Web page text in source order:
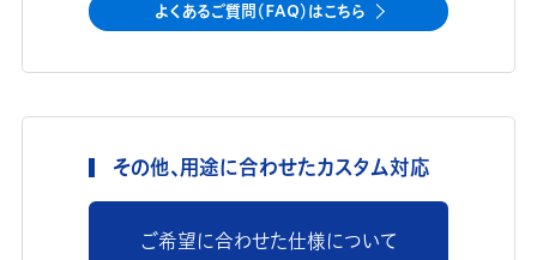
よくあるご質問（FAQ）はこちら
その他、用途に合わせたカスタム対応
ご希望に合わせた仕様について